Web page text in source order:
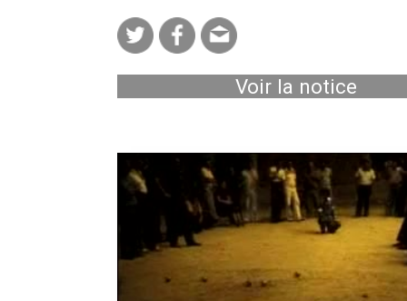
Voir la notice